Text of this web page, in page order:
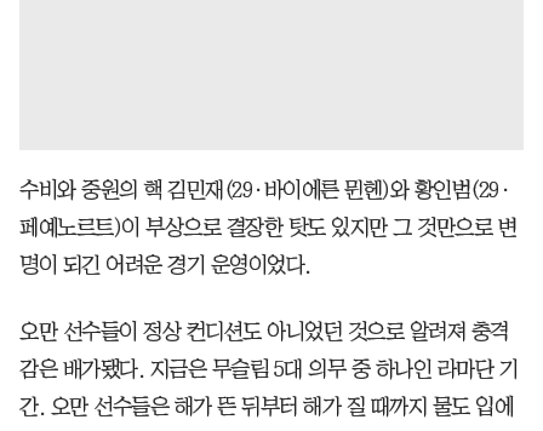
수비와 중원의 핵 김민재(29·바이에른 뮌헨)와 황인범(29·
페예노르트)이 부상으로 결장한 탓도 있지만 그 것만으로 변
명이 되긴 어려운 경기 운영이었다.
오만 선수들이 정상 컨디션도 아니었던 것으로 알려져 충격
감은 배가됐다. 지금은 무슬림 5대 의무 중 하나인 라마단 기
간. 오만 선수들은 해가 뜬 뒤부터 해가 질 때까지 물도 입에